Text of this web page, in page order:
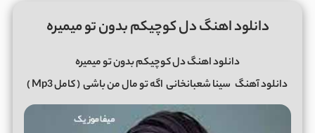
دانلود اهنگ دل کوچیکم بدون تو میمیره
دانلود اهنگ دل کوچیکم بدون تو میمیره
دانلود آهنگ سینا شعبانخانی اگه تو مال من باشی( کامل Mp3 )